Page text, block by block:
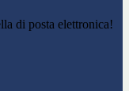
di posta elettronica!